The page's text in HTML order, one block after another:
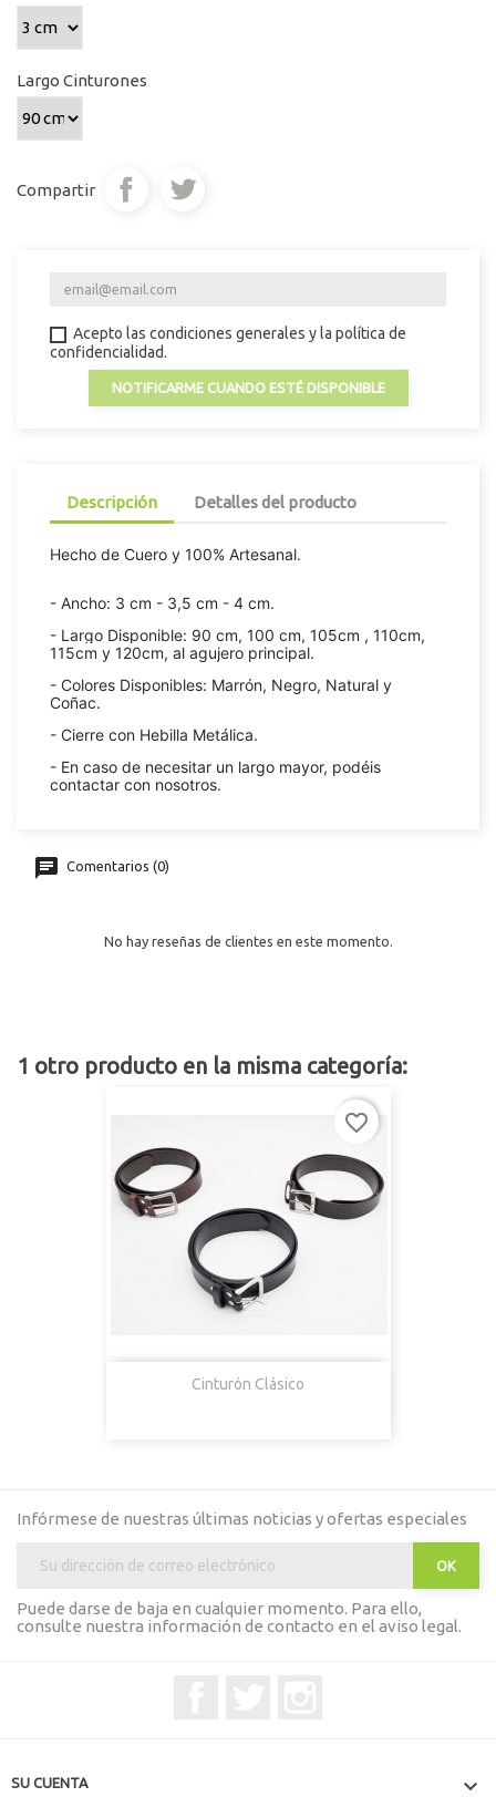
Largo Cinturones
Compartir
Acepto las condiciones generales y la política de
confidencialidad.
NOTIFICARME CUANDO ESTÉ DISPONIBLE
Descripción Detalles del producto
Hecho de Cuero y 100% Artesanal.
- Ancho: 3 cm - 3,5 cm - 4 cm.
- Largo Disponible: 90 cm, 100 cm, 105cm , 110cm,
115cm y 120cm, al agujero principal.
- Colores Disponibles: Marrón, Negro, Natural y
Coñac.
- Cierre con Hebilla Metálica.
- En caso de necesitar un largo mayor, podéis
contactar con nosotros.
Comentarios (0)
No hay reseñas de clientes en este momento.
1 otro producto en la misma categoría:
Cinturón Clásico
favorite_border
Infórmese de nuestras últimas noticias y ofertas especiales
Puede darse de baja en cualquier momento. Para ello,
consulte nuestra información de contacto en el aviso legal.
SU CUENTA 